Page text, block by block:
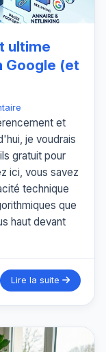
ultime
Google (et
et
je voudrais
gratuit pour
ici, vous savez
technique
que
haut devant
Lire la suite